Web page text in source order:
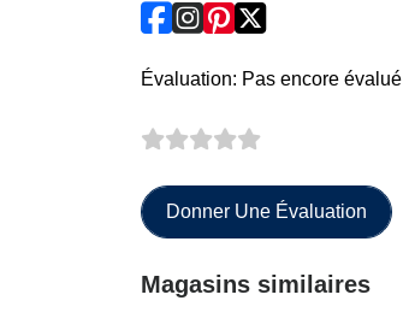
Évaluation: Pas encore évalué
Donner Une Évaluation
Magasins similaires